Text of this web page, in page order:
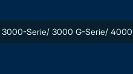
3000-Serie/ 3000 G-Serie/